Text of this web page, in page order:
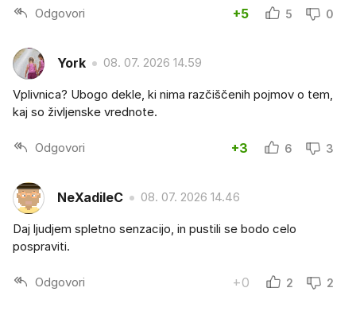
Odgovori +5 5 0
York 08. 07. 2026 14.59
Vplivnica? Ubogo dekle, ki nima razčiščenih pojmov o tem,
kaj so življenske vrednote.
Odgovori +3 6 3
NeXadileC 08. 07. 2026 14.46
Daj ljudjem spletno senzacijo, in pustili se bodo celo
pospraviti.
Odgovori +0 2 2